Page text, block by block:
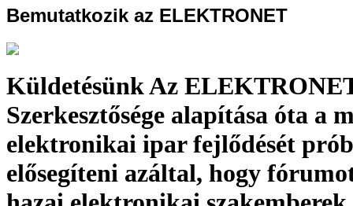
Bemutatkozik az ELEKTRONET
Küldetésünk Az
Szerkesztősége alapítása óta a
elektronikai ipar fejlődését
elősegíteni azáltal, hogy